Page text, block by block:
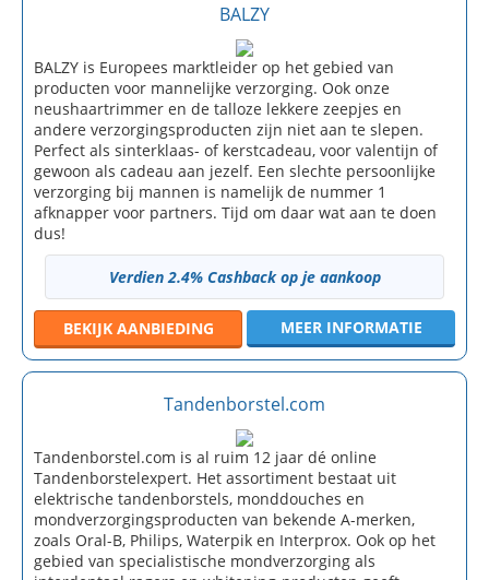
BALZY
BALZY is Europees marktleider op het gebied van
producten voor mannelijke verzorging. Ook onze
neushaartrimmer en de talloze lekkere zeepjes en
andere verzorgingsproducten zijn niet aan te slepen.
Perfect als sinterklaas- of kerstcadeau, voor valentijn of
gewoon als cadeau aan jezelf. Een slechte persoonlijke
verzorging bij mannen is namelijk de nummer 1
afknapper voor partners. Tijd om daar wat aan te doen
dus!
Verdien 2.4% Cashback op je aankoop
BEKIJK AANBIEDING MEER INFORMATIE
Tandenborstel.com
Tandenborstel.com is al ruim 12 jaar dé online
Tandenborstelexpert. Het assortiment bestaat uit
elektrische tandenborstels, monddouches en
mondverzorgingsproducten van bekende A-merken,
zoals Oral-B, Philips, Waterpik en Interprox. Ook op het
gebied van specialistische mondverzorging als